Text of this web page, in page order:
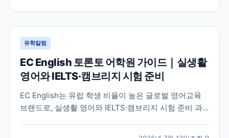
유학칼럼
EC English 토론토 어학원 가이드｜실생활
영어와 IELTS·캠브리지 시험 준비
EC English는 유럽 학생 비율이 높은 글로벌 영어교육
브랜드로, 실생활 영어와 IELTS·캠브리지 시험 준비 과